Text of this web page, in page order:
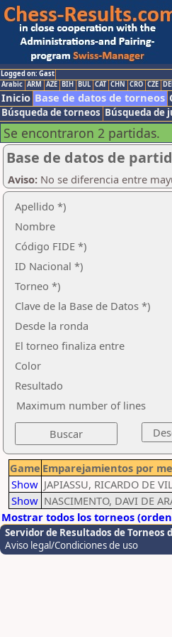
Logged on: Gast
Arabic ARM AZE BIH BUL CAT CHN CRO CZE
Inicio Base de datos de torneos
Búsqueda de torneos Búsqueda de
Se encontraron 2 partidas.
Base de datos de
Aviso: No se diferencia entre
Apellido *)
Nombre
Código FIDE *)
ID Nacional *)
Torneo *)
Clave de la Base de Datos *)
Desde la ronda
El torneo finaliza entre
Color
Resultado
Maximum number of lines
Game Emparejamientos por
Show JAPIASSU, RICARDO DE
Show NASCIMENTO, DAVI DE
Mostrar todos los torneos
Servidor de Resultados de Torneos
Aviso legal/Condiciones de uso